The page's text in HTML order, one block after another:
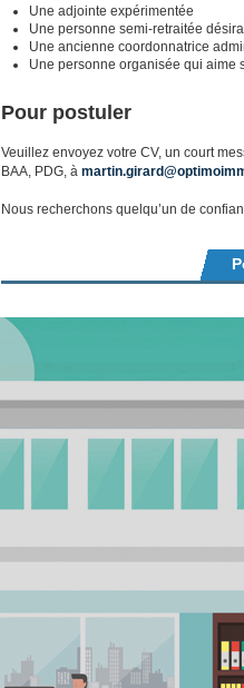
Une adjointe expérimentée
Une personne semi-retraitée
Une ancienne coordonnatrice
Une personne organisée qui aime
Pour postuler
Veuillez envoyez votre CV, un court
BAA, PDG, à
Nous recherchons quelqu’un de